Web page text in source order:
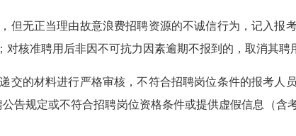
但无正当理由故意浪费招聘资源的不诚信行为，记入报
对核准聘用后非因不可抗力因素逾期不报到的，取消其聘
交的材料进行严格审核，不符合招聘岗位条件的报考
告规定或不符合招聘岗位资格条件或提供虚假信息（